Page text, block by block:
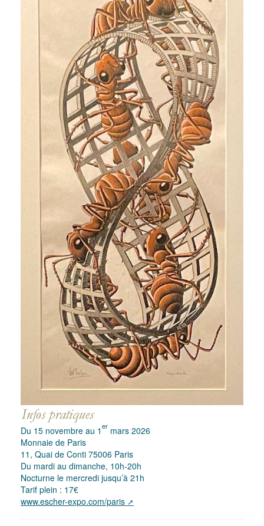
Du 15 novembre au 1er mars 2026
Monnaie de Paris
11, Quai de Conti 75006 Paris
Du mardi au dimanche, 10h-20h
Nocturne le mercredi jusqu’à 21h
Tarif plein : 17€
www.escher-expo.com/paris